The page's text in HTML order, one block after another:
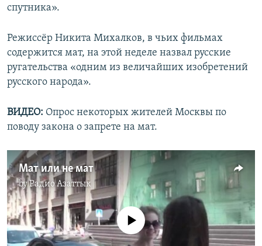
спутника».
Режиссёр Никита Михалков, в чьих фильмах
содержится мат, на этой неделе назвал русские
ругательства «одним из величайших изобретений
русского народа».
ВИДЕО: Опрос некоторых жителей Москвы по
поводу закона о запрете на мат.
Мат или не мат
byРадио Азаттык
No media source currently available